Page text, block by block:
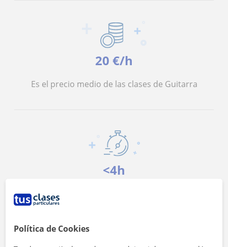
20 €/h
Es el precio medio de las clases de Guitarra
<4h
Es el tiempo medio de respuesta a las
Política de Cookies